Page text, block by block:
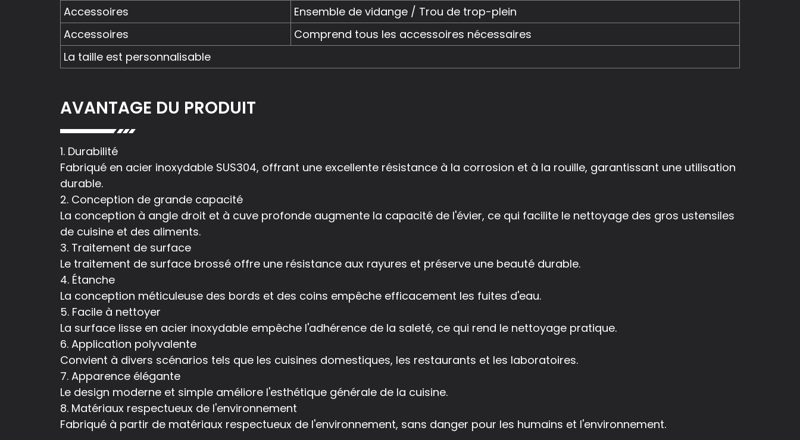
Accessoires
Ensemble de vidange / Trou de trop-plein
Accessoires
Comprend tous les accessoires nécessaires
La taille est personnalisable
AVANTAGE DU PRODUIT
1. Durabilité
Fabriqué en acier inoxydable SUS304, offrant une excellente résistance à la corrosion et à la rouille, garantissant une utilisation
durable.
2. Conception de grande capacité
La conception à angle droit et à cuve profonde augmente la capacité de l'évier, ce qui facilite le nettoyage des gros ustensiles
de cuisine et des aliments.
3. Traitement de surface
Le traitement de surface brossé offre une résistance aux rayures et préserve une beauté durable.
4. Étanche
La conception méticuleuse des bords et des coins empêche efficacement les fuites d'eau.
5. Facile à nettoyer
La surface lisse en acier inoxydable empêche l'adhérence de la saleté, ce qui rend le nettoyage pratique.
6. Application polyvalente
Convient à divers scénarios tels que les cuisines domestiques, les restaurants et les laboratoires.
7. Apparence élégante
Le design moderne et simple améliore l'esthétique générale de la cuisine.
8. Matériaux respectueux de l'environnement
Fabriqué à partir de matériaux respectueux de l'environnement, sans danger pour les humains et l'environnement.